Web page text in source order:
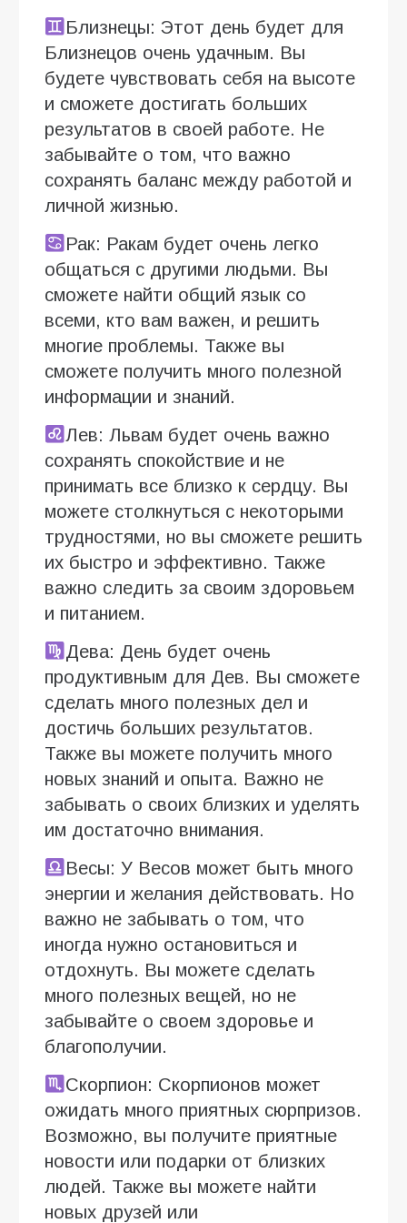
Близнецы: Этот день будет для
Близнецов очень удачным. Вы
будете чувствовать себя на высоте
и сможете достигать больших
результатов в своей работе. Не
забывайте о том, что важно
сохранять баланс между работой и
личной жизнью.
Рак: Ракам будет очень легко
общаться с другими людьми. Вы
сможете найти общий язык со
всеми, кто вам важен, и решить
многие проблемы. Также вы
сможете получить много полезной
информации и знаний.
Лев: Львам будет очень важно
сохранять спокойствие и не
принимать все близко к сердцу. Вы
можете столкнуться с некоторыми
трудностями, но вы сможете решить
их быстро и эффективно. Также
важно следить за своим здоровьем
и питанием.
Дева: День будет очень
продуктивным для Дев. Вы сможете
сделать много полезных дел и
достичь больших результатов.
Также вы можете получить много
новых знаний и опыта. Важно не
забывать о своих близких и уделять
им достаточно внимания.
Весы: У Весов может быть много
энергии и желания действовать. Но
важно не забывать о том, что
иногда нужно остановиться и
отдохнуть. Вы можете сделать
много полезных вещей, но не
забывайте о своем здоровье и
благополучии.
Скорпион: Скорпионов может
ожидать много приятных сюрпризов.
Возможно, вы получите приятные
новости или подарки от близких
людей. Также вы можете найти
новых друзей или